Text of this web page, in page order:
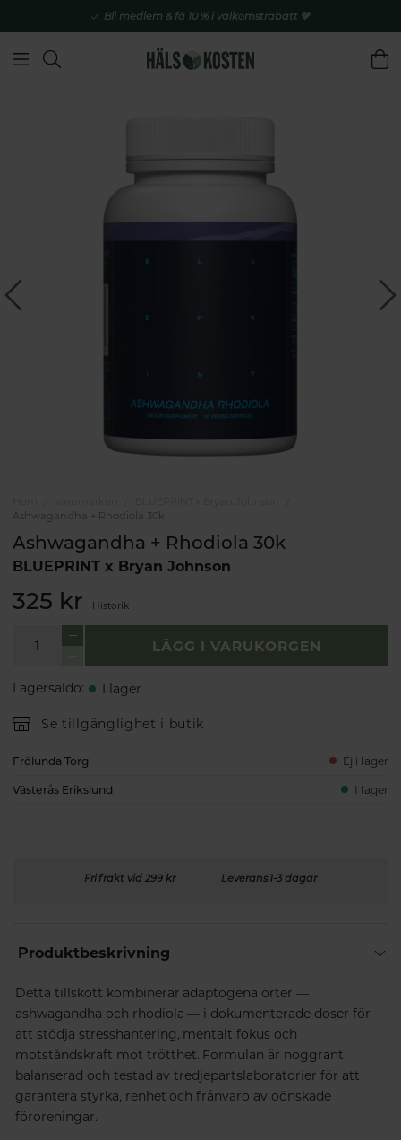
Bli medlem & få 10 % i välkomstrabatt 💚
Ashwagandha + Rhodiola 30k
Ashwagandha + Rhodiola 30k
BLUEPRINT x Bryan Johnson
325 kr Historik
LÄGG I VARUKORGEN
Lagersaldo: I lager
Se tillgänglighet i butik
Frölunda Torg Ej i lager
Västerås Erikslund I lager
Fri frakt vid 299 kr Leverans 1-3 dagar
Produktbeskrivning
Detta tillskott kombinerar adaptogena örter —
ashwagandha och rhodiola — i dokumenterade doser för
att stödja stresshantering, mentalt fokus och
motståndskraft mot trötthet. Formulan är noggrant
balanserad och testad av tredjepartslaboratorier för att
garantera styrka, renhet och frånvaro av oönskade
föroreningar.